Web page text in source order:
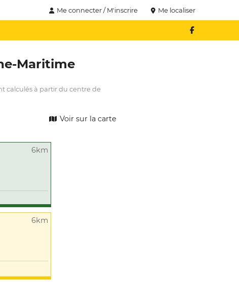
Me connecter / M'inscrire Me localiser
Maritime
calculés à partir du centre de
Voir sur la carte
6km
6km